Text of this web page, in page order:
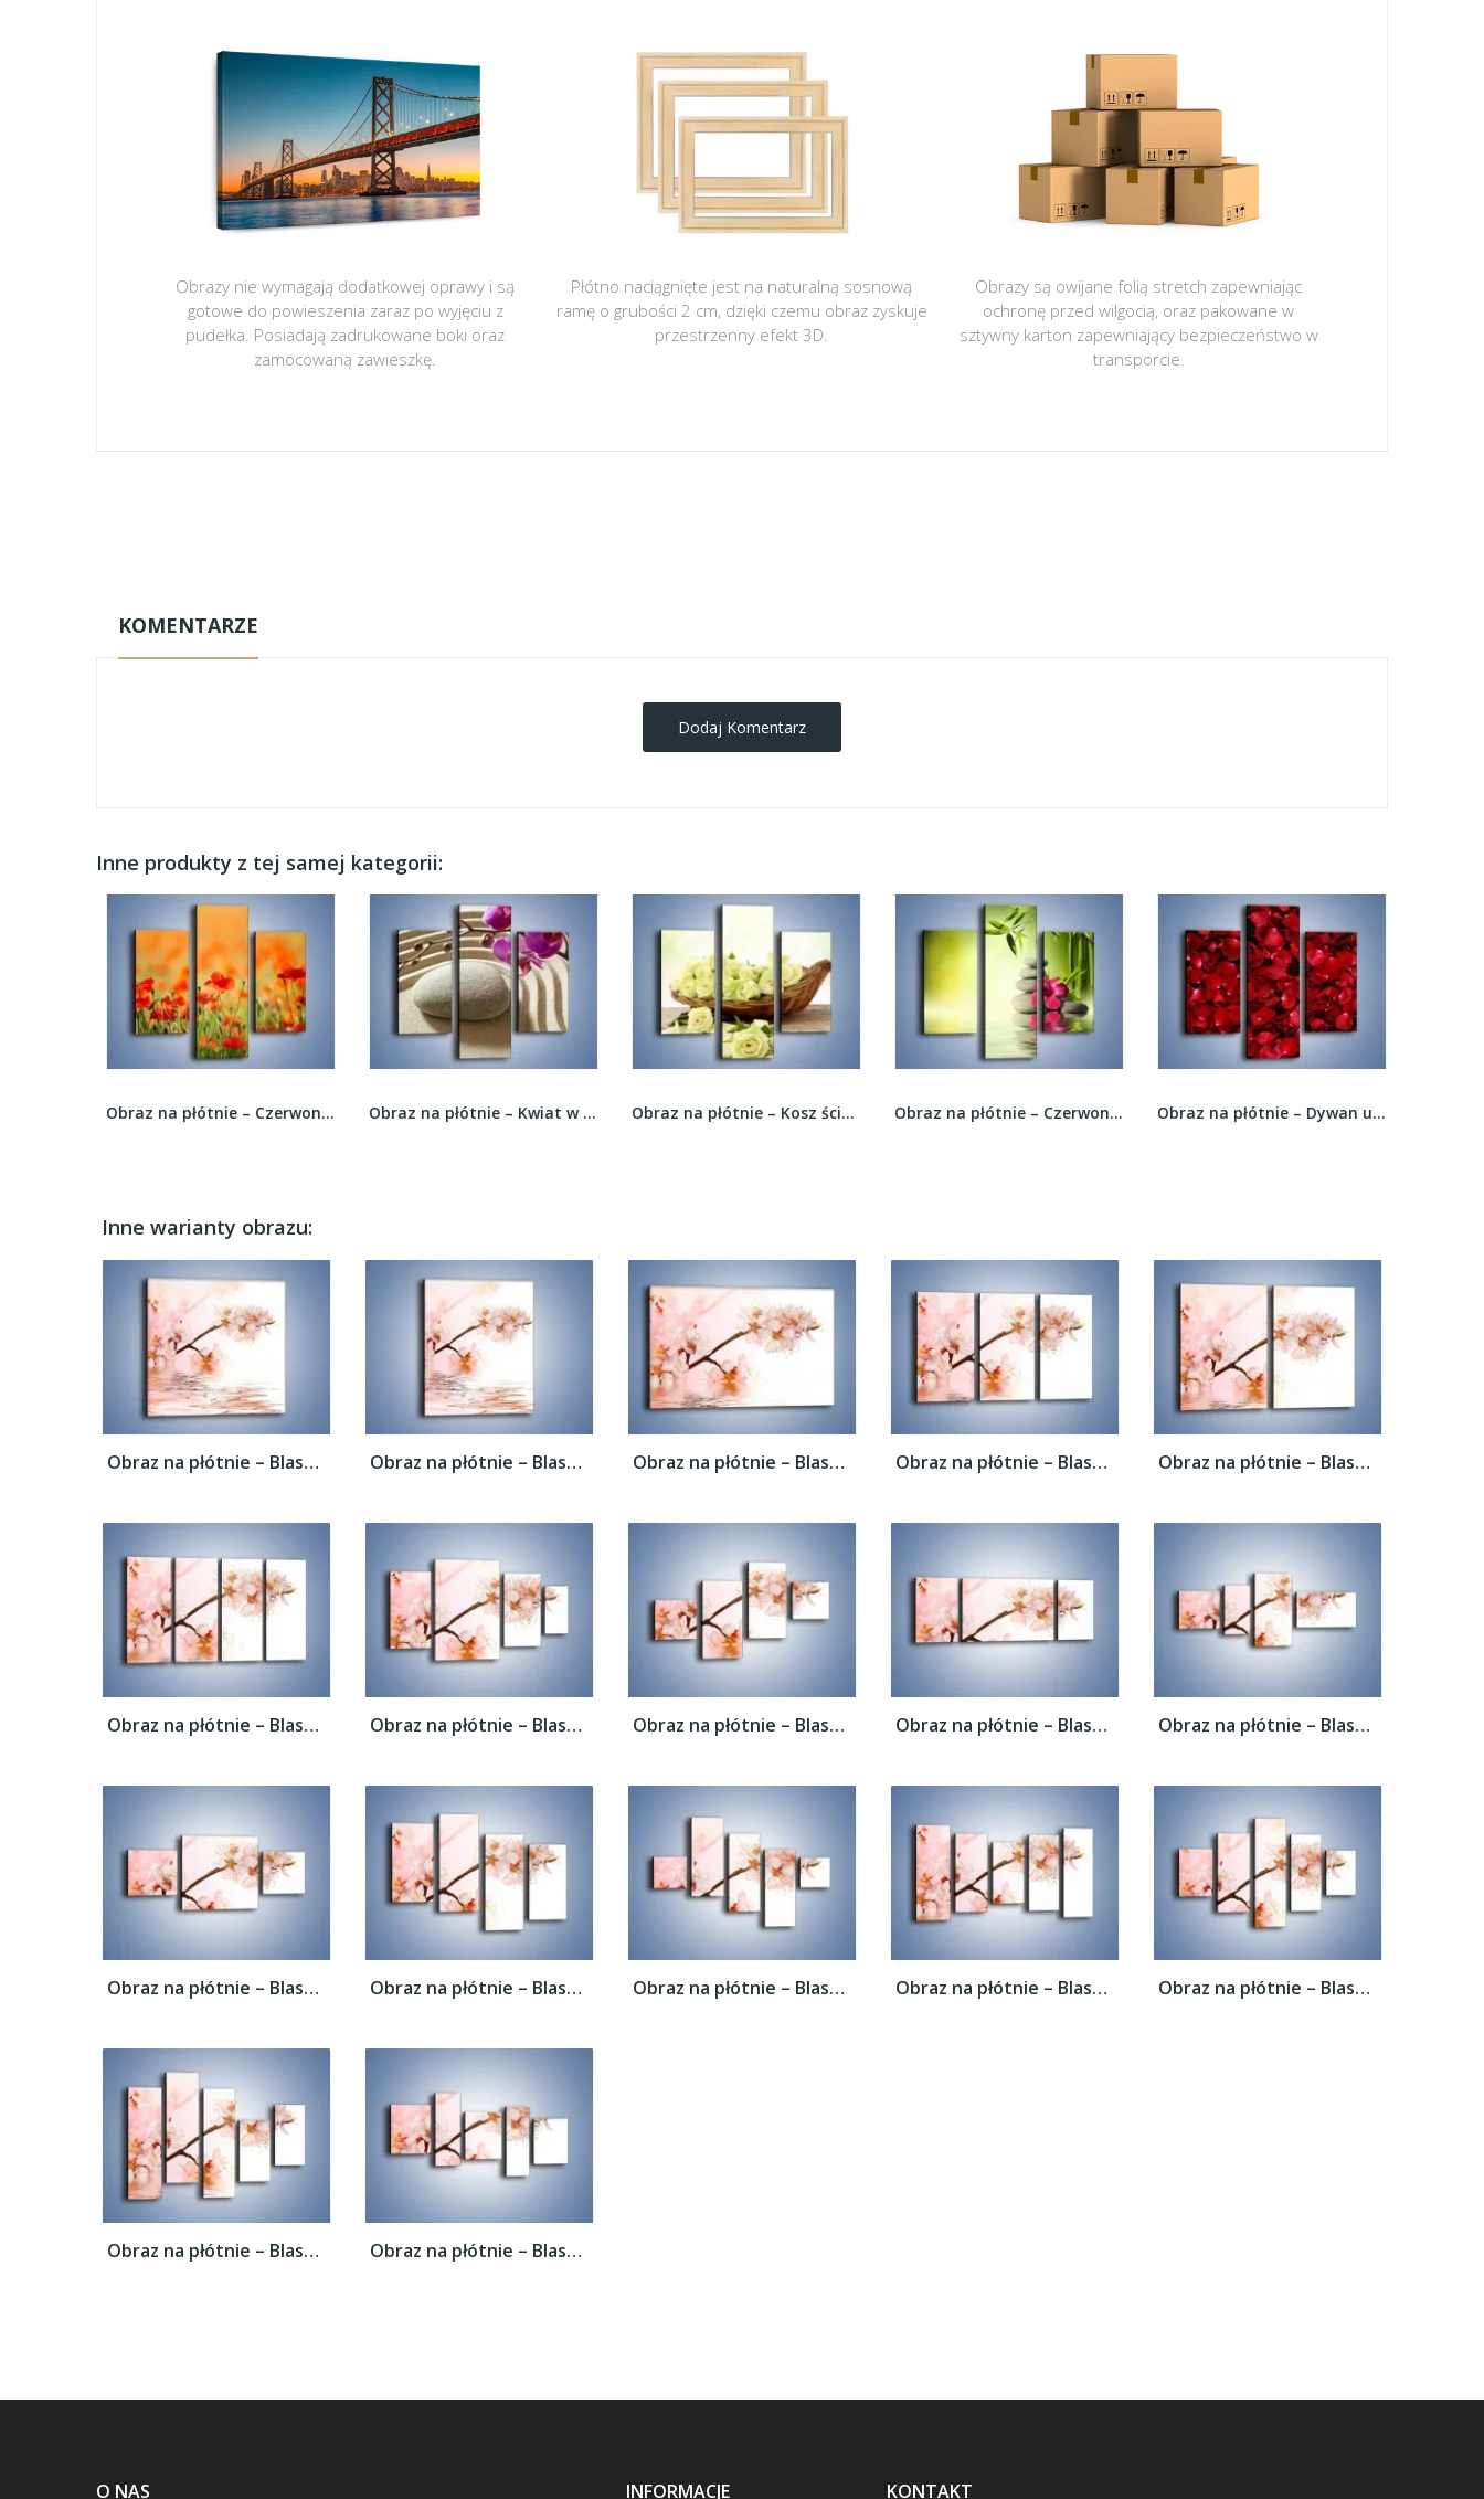
Obrazy nie wymagają dodatkowej oprawy i są
gotowe do powieszenia zaraz po wyjęciu z
pudełka. Posiadają zadrukowane boki oraz
zamocowaną zawieszkę.
Płótno naciągnięte jest na naturalną sosnową
ramę o grubości 2 cm, dzięki czemu obraz zyskuje
przestrzenny efekt 3D.
Obrazy są owijane folią stretch zapewniając
ochronę przed wilgocią, oraz pakowane w
sztywny karton zapewniający bezpieczeństwo w
transporcie.
KOMENTARZE
Dodaj Komentarz
Inne produkty z tej samej kategorii:
Obraz na płótnie – Czerwone makowe pole... Obraz na płótnie – Kwiat w piasku –... Obraz na płótnie – Kosz ściętych główek róż –... Obraz na płótnie – Czerwony sen o kwiatach –... Obraz na płótnie – Dywan usłany płatkami róż –...
Inne warianty obrazu:
Obraz na płótnie – Blask kwiatów jabłoni –... Obraz na płótnie – Blask kwiatów jabłoni –... Obraz na płótnie – Blask kwiatów jabłoni –... Obraz na płótnie – Blask kwiatów jabłoni –... Obraz na płótnie – Blask kwiatów jabłoni –...
Obraz na płótnie – Blask kwiatów jabłoni –... Obraz na płótnie – Blask kwiatów jabłoni –... Obraz na płótnie – Blask kwiatów jabłoni –... Obraz na płótnie – Blask kwiatów jabłoni –... Obraz na płótnie – Blask kwiatów jabłoni –...
Obraz na płótnie – Blask kwiatów jabłoni –... Obraz na płótnie – Blask kwiatów jabłoni –... Obraz na płótnie – Blask kwiatów jabłoni –... Obraz na płótnie – Blask kwiatów jabłoni –... Obraz na płótnie – Blask kwiatów jabłoni –...
Obraz na płótnie – Blask kwiatów jabłoni –... Obraz na płótnie – Blask kwiatów jabłoni –...
O NAS INFORMACJE KONTAKT